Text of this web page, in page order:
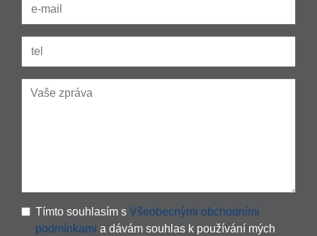
Tímto souhlasím s Všeobecnými obchodními
podmínkami a dávám souhlas k používání mých